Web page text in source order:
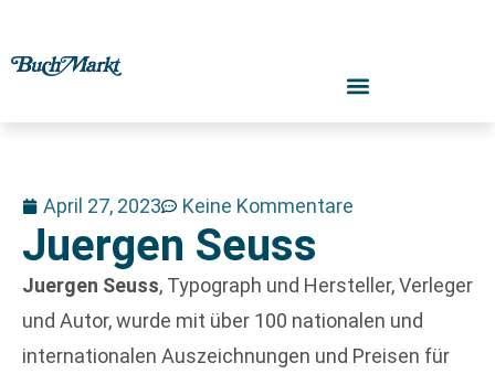
April 27, 2023 Keine Kommentare
Juergen Seuss
Juergen Seuss, Typograph und Hersteller, Verleger
und Autor, wurde mit über 100 nationalen und
internationalen Auszeichnungen und Preisen für